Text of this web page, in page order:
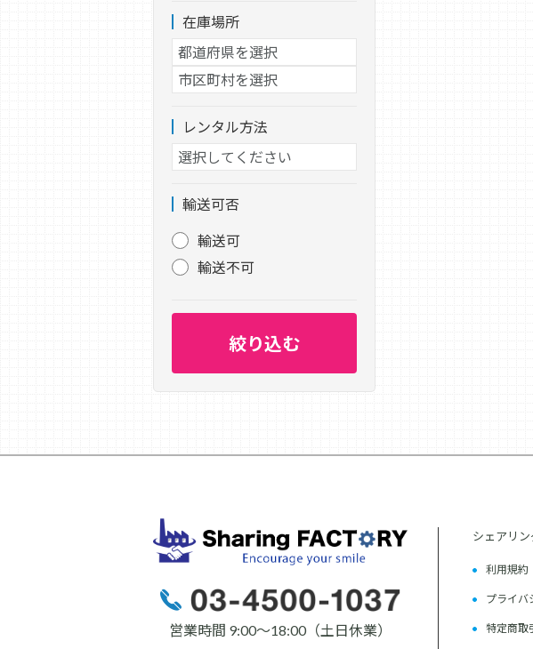
在庫場所
レンタル方法
輸送可否
輸送可
輸送不可
営業時間 9:00〜18:00（土日休業）
シェアリ
利用規約
プライバ
特定商取